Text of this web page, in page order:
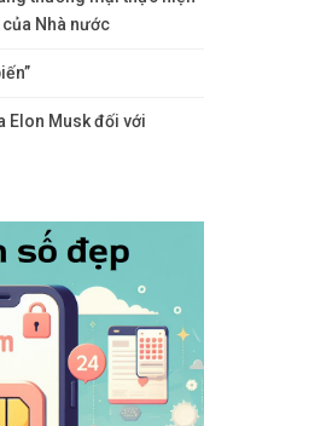
Nhà nước
Elon Musk đối với